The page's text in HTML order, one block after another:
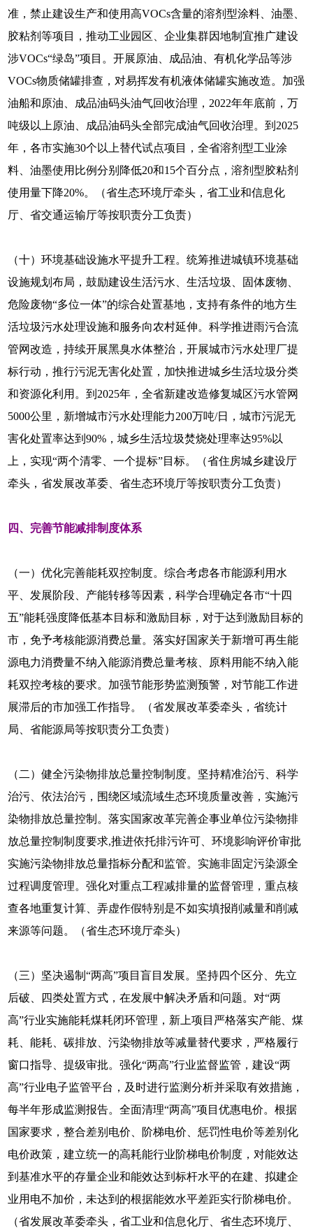
准，禁止建设生产和使用高VOCs含量的溶剂型涂料、油墨、
胶粘剂等项目，推动工业园区、企业集群因地制宜推广建设
涉VOCs“绿岛”项目。开展原油、成品油、有机化学品等涉
VOCs物质储罐排查，对易挥发有机液体储罐实施改造。加强
油船和原油、成品油码头油气回收治理，2022年年底前，万
吨级以上原油、成品油码头全部完成油气回收治理。到2025
年，各市实施30个以上替代试点项目，全省溶剂型工业涂
料、油墨使用比例分别降低20和15个百分点，溶剂型胶粘剂
使用量下降20%。（省生态环境厅牵头，省工业和信息化
厅、省交通运输厅等按职责分工负责）
（十）环境基础设施水平提升工程。统筹推进城镇环境基础
设施规划布局，鼓励建设生活污水、生活垃圾、固体废物、
危险废物“多位一体”的综合处置基地，支持有条件的地方生
活垃圾污水处理设施和服务向农村延伸。科学推进雨污合流
管网改造，持续开展黑臭水体整治，开展城市污水处理厂提
标行动，推行污泥无害化处置，加快推进城乡生活垃圾分类
和资源化利用。到2025年，全省新建改造修复城区污水管网
5000公里，新增城市污水处理能力200万吨/日，城市污泥无
害化处置率达到90%，城乡生活垃圾焚烧处理率达95%以
上，实现“两个清零、一个提标”目标。（省住房城乡建设厅
牵头，省发展改革委、省生态环境厅等按职责分工负责）
四、完善节能减排制度体系
（一）优化完善能耗双控制度。综合考虑各市能源利用水
平、发展阶段、产能转移等因素，科学合理确定各市“十四
五”能耗强度降低基本目标和激励目标，对于达到激励目标的
市，免予考核能源消费总量。落实好国家关于新增可再生能
源电力消费量不纳入能源消费总量考核、原料用能不纳入能
耗双控考核的要求。加强节能形势监测预警，对节能工作进
展滞后的市加强工作指导。（省发展改革委牵头，省统计
局、省能源局等按职责分工负责）
（二）健全污染物排放总量控制制度。坚持精准治污、科学
治污、依法治污，围绕区域流域生态环境质量改善，实施污
染物排放总量控制。落实国家改革完善企事业单位污染物排
放总量控制制度要求,推进依托排污许可、环境影响评价审批
实施污染物排放总量指标分配和监管。实施非固定污染源全
过程调度管理。强化对重点工程减排量的监督管理，重点核
查各地重复计算、弄虚作假特别是不如实填报削减量和削减
来源等问题。（省生态环境厅牵头）
（三）坚决遏制“两高”项目盲目发展。坚持四个区分、先立
后破、四类处置方式，在发展中解决矛盾和问题。对“两
高”行业实施能耗煤耗闭环管理，新上项目严格落实产能、煤
耗、能耗、碳排放、污染物排放等减量替代要求，严格履行
窗口指导、提级审批。强化“两高”行业监督监管，建设“两
高”行业电子监管平台，及时进行监测分析并采取有效措施，
每半年形成监测报告。全面清理“两高”项目优惠电价。根据
国家要求，整合差别电价、阶梯电价、惩罚性电价等差别化
电价政策，建立统一的高耗能行业阶梯电价制度，对能效达
到基准水平的存量企业和能效达到标杆水平的在建、拟建企
业用电不加价，未达到的根据能效水平差距实行阶梯电价。
（省发展改革委牵头，省工业和信息化厅、省生态环境厅、